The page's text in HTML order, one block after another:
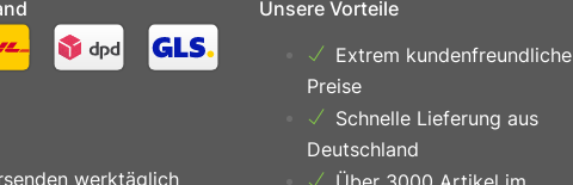
werktäglich
Unsere Vorteile
Extrem kundenfreundliche
Preise
Schnelle Lieferung aus
Deutschland